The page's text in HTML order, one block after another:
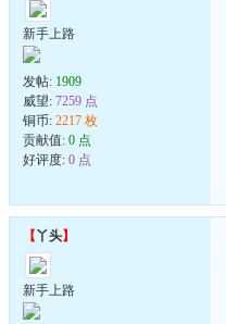
新手上路
发帖: 1909
威望: 7259 点
铜币: 2217 枚
贡献值: 0 点
好评度: 0 点
【丫头】
新手上路